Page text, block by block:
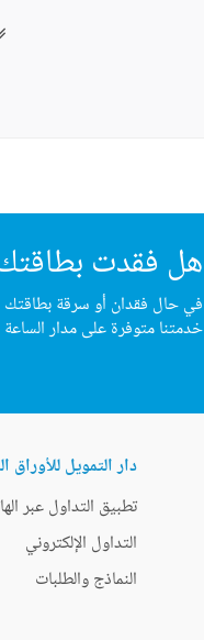
هل فقدت
في حال فقدان أو سرقة بطاقتك
خدمتنا متوفرة على مدار الساعة
دار التمويل للأوراق
تطبيق التداول عبر
التداول الإلكتروني
النماذج والطلبات